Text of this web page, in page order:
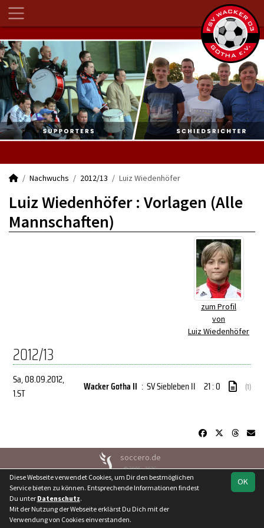
Nachwuchs 2012/13 Luiz Wiedenhöfer
Luiz Wiedenhöfer : Vorlagen (Alle
Mannschaften)
zum Profil
von
Luiz Wiedenhöfer
2012/13
Sa, 08.09.2012,
1.ST
Wacker Gotha II : SV Siebleben II 21 : 0 (1)
soccero.de
© 2006 - 2026
Besucherstatistik Kontakt Geburtstage
Impressum
OK
Diese Webseite verwendet Cookies, um Dir den bestmöglichen
Service bieten zu können. Entsprechende Informationen findest
Du unter Datenschutz.
Mit der Nutzung der Webseite erklärst Du Dich mit der
Verwendung von Cookies einverstanden.